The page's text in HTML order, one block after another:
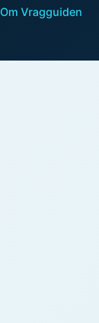
Om Vragguiden